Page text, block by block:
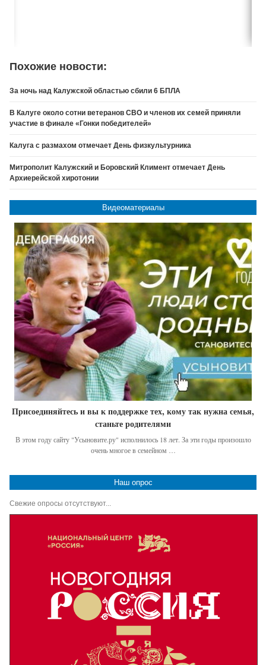
Похожие новости:
За ночь над Калужской областью сбили 6 БПЛА
В Калуге около сотни ветеранов СВО и членов их семей приняли
участие в финале «Гонки победителей»
Калуга с размахом отмечает День физкультурника
Митрополит Калужский и Боровский Климент отмечает День
Архиерейской хиротонии
Видеоматериалы
Присоединяйтесь и вы к поддержке тех, кому так нужна семья,
станьте родителями
В этом году сайту "Усыновите.ру" исполнилось 18 лет. За эти годы произошло
очень многое в семейном …
Наш опрос
Свежие опросы отсутствуют...